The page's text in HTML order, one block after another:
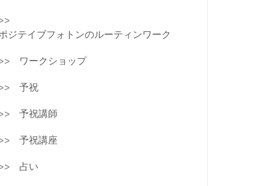
ジテイブフォトンのルーティンワーク
ワークショップ
予祝
予祝講師
予祝講座
占い